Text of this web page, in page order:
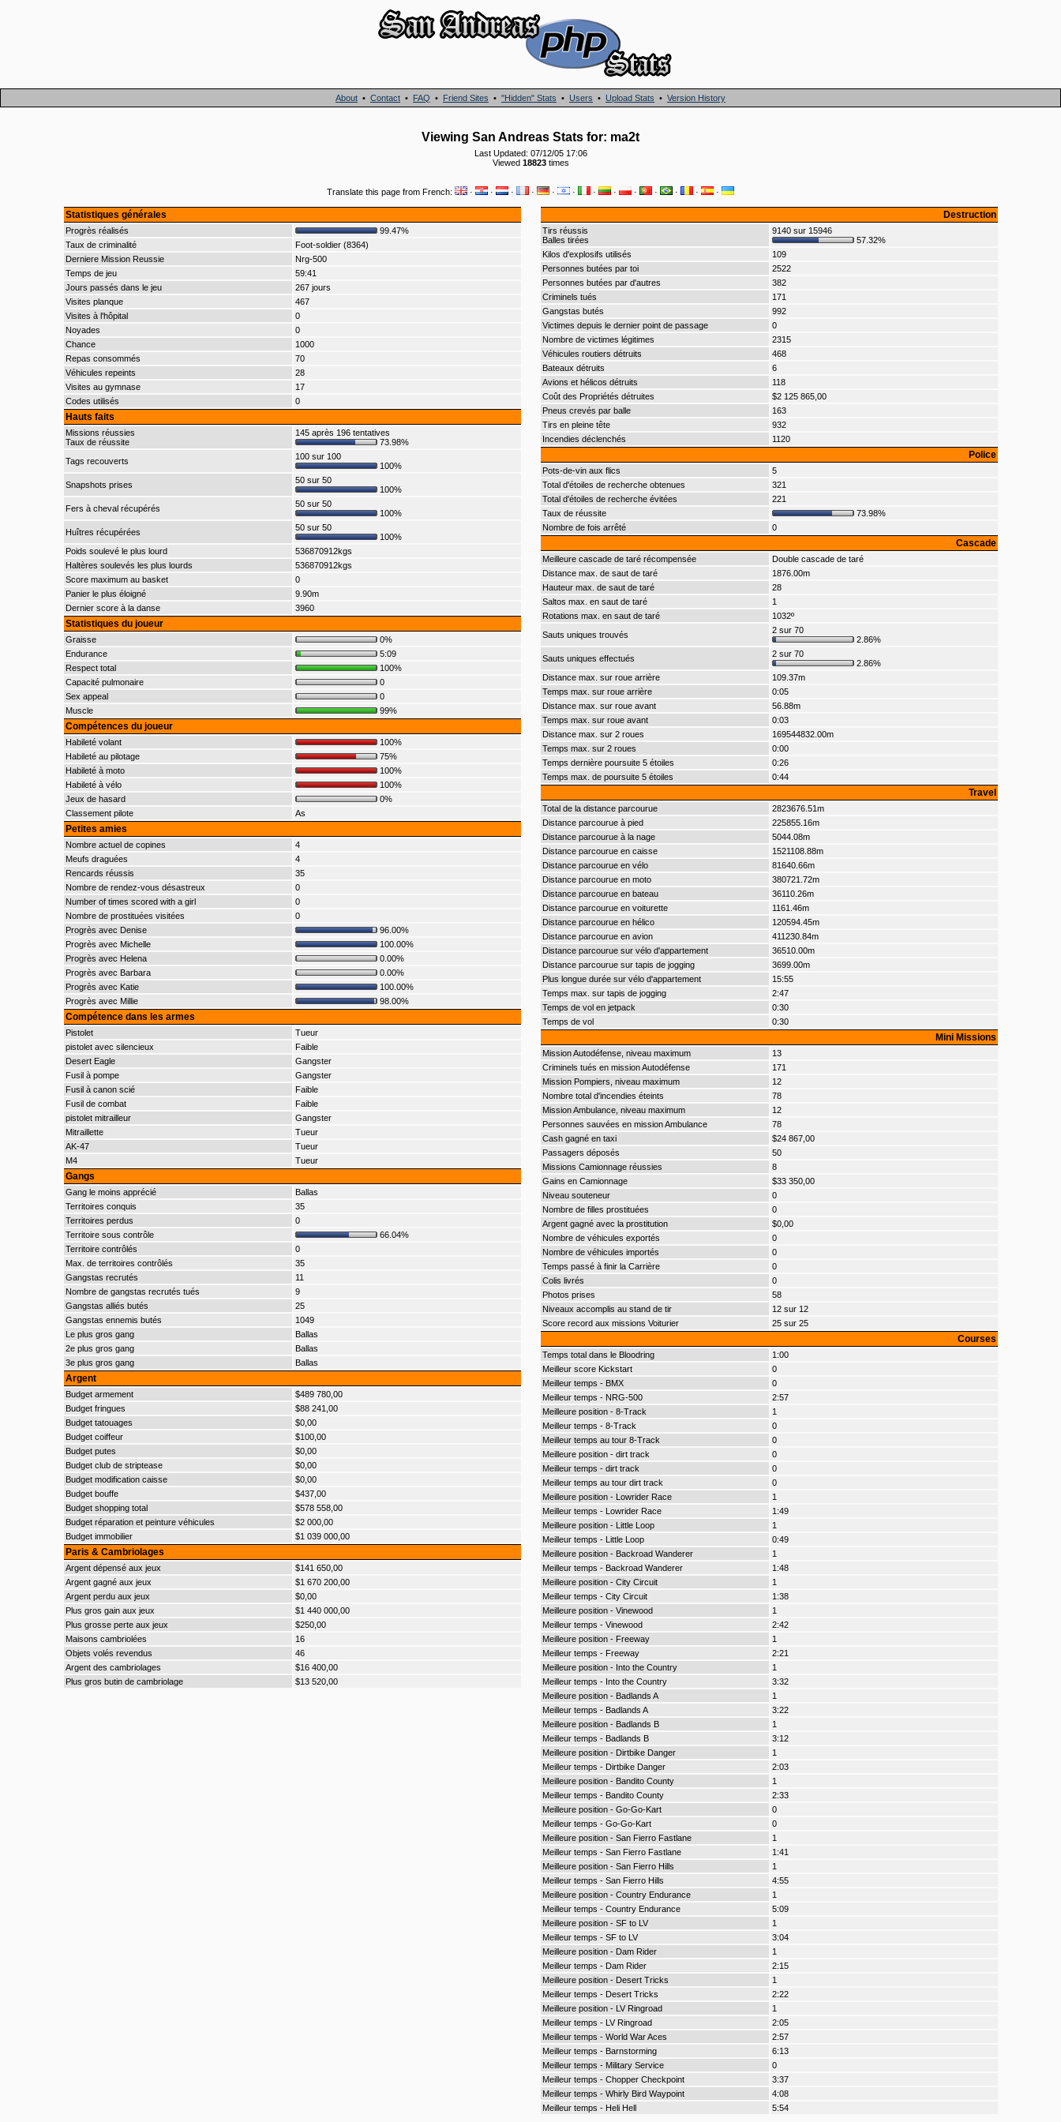
About • Contact • FAQ • Friend Sites • "Hidden" Stats • Users • Upload Stats • Version History
Viewing San Andreas Stats for: ma2t
Last Updated: 07/12/05 17:06
Viewed 18823times
Translate this page from French: · · · · · · · · · · · · ·
Statistiques générales
Progrès réalisés
99.47%
Taux de criminalité
Foot-soldier (8364)
Derniere Mission Reussie
Nrg-500
Temps de jeu
59:41
Jours passés dans le jeu
267 jours
Visites planque
467
Visites à l'hôpital
0
Noyades
0
Chance
1000
Repas consommés
70
Véhicules repeints
28
Visites au gymnase
17
Codes utilisés
0
Hauts faits
Missions réussies
Taux de réussite
145 après 196 tentatives
73.98%
Tags recouverts
100 sur 100
100%
Snapshots prises
50 sur 50
100%
Fers à cheval récupérés
50 sur 50
100%
Huîtres récupérées
50 sur 50
100%
Poids soulevé le plus lourd
536870912kgs
Haltères soulevés les plus lourds
536870912kgs
Score maximum au basket
0
Panier le plus éloigné
9.90m
Dernier score à la danse
3960
Statistiques du joueur
Graisse
0%
Endurance
5:09
Respect total
100%
Capacité pulmonaire
0
Sex appeal
0
Muscle
99%
Compétences du joueur
Habileté volant
100%
Habileté au pilotage
75%
Habileté à moto
100%
Habileté à vélo
100%
Jeux de hasard
0%
Classement pilote
As
Petites amies
Nombre actuel de copines
4
Meufs draguées
4
Rencards réussis
35
Nombre de rendez-vous désastreux
0
Number of times scored with a girl
0
Nombre de prostituées visitées
0
Progrès avec Denise
96.00%
Progrès avec Michelle
100.00%
Progrès avec Helena
0.00%
Progrès avec Barbara
0.00%
Progrès avec Katie
100.00%
Progrès avec Millie
98.00%
Compétence dans les armes
Pistolet
Tueur
pistolet avec silencieux
Faible
Desert Eagle
Gangster
Fusil à pompe
Gangster
Fusil à canon scié
Faible
Fusil de combat
Faible
pistolet mitrailleur
Gangster
Mitraillette
Tueur
AK-47
Tueur
M4
Tueur
Gangs
Gang le moins apprécié
Ballas
Territoires conquis
35
Territoires perdus
0
Territoire sous contrôle
66.04%
Territoire contrôlés
0
Max. de territoires contrôlés
35
Gangstas recrutés
11
Nombre de gangstas recrutés tués
9
Gangstas alliés butés
25
Gangstas ennemis butés
1049
Le plus gros gang
Ballas
2e plus gros gang
Ballas
3e plus gros gang
Ballas
Argent
Budget armement
$489 780,00
Budget fringues
$88 241,00
Budget tatouages
$0,00
Budget coiffeur
$100,00
Budget putes
$0,00
Budget club de striptease
$0,00
Budget modification caisse
$0,00
Budget bouffe
$437,00
Budget shopping total
$578 558,00
Budget réparation et peinture véhicules
$2 000,00
Budget immobilier
$1 039 000,00
Paris & Cambriolages
Argent dépensé aux jeux
$141 650,00
Argent gagné aux jeux
$1 670 200,00
Argent perdu aux jeux
$0,00
Plus gros gain aux jeux
$1 440 000,00
Plus grosse perte aux jeux
$250,00
Maisons cambriolées
16
Objets volés revendus
46
Argent des cambriolages
$16 400,00
Plus gros butin de cambriolage
$13 520,00
Destruction
Tirs réussis
Balles tirées
9140 sur 15946
57.32%
Kilos d'explosifs utilisés
109
Personnes butées par toi
2522
Personnes butées par d'autres
382
Criminels tués
171
Gangstas butés
992
Victimes depuis le dernier point de passage
0
Nombre de victimes légitimes
2315
Véhicules routiers détruits
468
Bateaux détruits
6
Avions et hélicos détruits
118
Coût des Propriétés détruites
$2 125 865,00
Pneus crevés par balle
163
Tirs en pleine tête
932
Incendies déclenchés
1120
Police
Pots-de-vin aux flics
5
Total d'étoiles de recherche obtenues
321
Total d'étoiles de recherche évitées
221
Taux de réussite
73.98%
Nombre de fois arrêté
0
Cascade
Meilleure cascade de taré récompensée
Double cascade de taré
Distance max. de saut de taré
1876.00m
Hauteur max. de saut de taré
28
Saltos max. en saut de taré
1
Rotations max. en saut de taré
1032º
Sauts uniques trouvés
2 sur 70
2.86%
Sauts uniques effectués
2 sur 70
2.86%
Distance max. sur roue arrière
109.37m
Temps max. sur roue arrière
0:05
Distance max. sur roue avant
56.88m
Temps max. sur roue avant
0:03
Distance max. sur 2 roues
169544832.00m
Temps max. sur 2 roues
0:00
Temps dernière poursuite 5 étoiles
0:26
Temps max. de poursuite 5 étoiles
0:44
Travel
Total de la distance parcourue
2823676.51m
Distance parcourue à pied
225855.16m
Distance parcourue à la nage
5044.08m
Distance parcourue en caisse
1521108.88m
Distance parcourue en vélo
81640.66m
Distance parcourue en moto
380721.72m
Distance parcourue en bateau
36110.26m
Distance parcourue en voiturette
1161.46m
Distance parcourue en hélico
120594.45m
Distance parcourue en avion
411230.84m
Distance parcourue sur vélo d'appartement
36510.00m
Distance parcourue sur tapis de jogging
3699.00m
Plus longue durée sur vélo d'appartement
15:55
Temps max. sur tapis de jogging
2:47
Temps de vol en jetpack
0:30
Temps de vol
0:30
Mini Missions
Mission Autodéfense, niveau maximum
13
Criminels tués en mission Autodéfense
171
Mission Pompiers, niveau maximum
12
Nombre total d'incendies éteints
78
Mission Ambulance, niveau maximum
12
Personnes sauvées en mission Ambulance
78
Cash gagné en taxi
$24 867,00
Passagers déposés
50
Missions Camionnage réussies
8
Gains en Camionnage
$33 350,00
Niveau souteneur
0
Nombre de filles prostituées
0
Argent gagné avec la prostitution
$0,00
Nombre de véhicules exportés
0
Nombre de véhicules importés
0
Temps passé à finir la Carrière
0
Colis livrés
0
Photos prises
58
Niveaux accomplis au stand de tir
12 sur 12
Score record aux missions Voiturier
25 sur 25
Courses
Temps total dans le Bloodring
1:00
Meilleur score Kickstart
0
Meilleur temps - BMX
0
Meilleur temps - NRG-500
2:57
Meilleure position - 8-Track
1
Meilleur temps - 8-Track
0
Meilleur temps au tour 8-Track
0
Meilleure position - dirt track
0
Meilleur temps - dirt track
0
Meilleur temps au tour dirt track
0
Meilleure position - Lowrider Race
1
Meilleur temps - Lowrider Race
1:49
Meilleure position - Little Loop
1
Meilleur temps - Little Loop
0:49
Meilleure position - Backroad Wanderer
1
Meilleur temps - Backroad Wanderer
1:48
Meilleure position - City Circuit
1
Meilleur temps - City Circuit
1:38
Meilleure position - Vinewood
1
Meilleur temps - Vinewood
2:42
Meilleure position - Freeway
1
Meilleur temps - Freeway
2:21
Meilleure position - Into the Country
1
Meilleur temps - Into the Country
3:32
Meilleure position - Badlands A
1
Meilleur temps - Badlands A
3:22
Meilleure position - Badlands B
1
Meilleur temps - Badlands B
3:12
Meilleure position - Dirtbike Danger
1
Meilleur temps - Dirtbike Danger
2:03
Meilleure position - Bandito County
1
Meilleur temps - Bandito County
2:33
Meilleure position - Go-Go-Kart
0
Meilleur temps - Go-Go-Kart
0
Meilleure position - San Fierro Fastlane
1
Meilleur temps - San Fierro Fastlane
1:41
Meilleure position - San Fierro Hills
1
Meilleur temps - San Fierro Hills
4:55
Meilleure position - Country Endurance
1
Meilleur temps - Country Endurance
5:09
Meilleure position - SF to LV
1
Meilleur temps - SF to LV
3:04
Meilleure position - Dam Rider
1
Meilleur temps - Dam Rider
2:15
Meilleure position - Desert Tricks
1
Meilleur temps - Desert Tricks
2:22
Meilleure position - LV Ringroad
1
Meilleur temps - LV Ringroad
2:05
Meilleur temps - World War Aces
2:57
Meilleur temps - Barnstorming
6:13
Meilleur temps - Military Service
0
Meilleur temps - Chopper Checkpoint
3:37
Meilleur temps - Whirly Bird Waypoint
4:08
Meilleur temps - Heli Hell
5:54